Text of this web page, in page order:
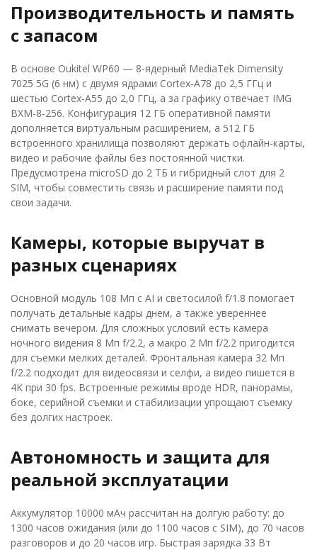
Производительность и память
с запасом
В основе Oukitel WP60 — 8-ядерный MediaTek Dimensity
7025 5G (6 нм) с двумя ядрами Cortex‑A78 до 2,5 ГГц и
шестью Cortex‑A55 до 2,0 ГГц, а за графику отвечает IMG
BXM‑8‑256. Конфигурация 12 ГБ оперативной памяти
дополняется виртуальным расширением, а 512 ГБ
встроенного хранилища позволяют держать офлайн-карты,
видео и рабочие файлы без постоянной чистки.
Предусмотрена microSD до 2 ТБ и гибридный слот для 2
SIM, чтобы совместить связь и расширение памяти под
свои задачи.
Камеры, которые выручат в
разных сценариях
Основной модуль 108 Мп с AI и светосилой f/1.8 помогает
получать детальные кадры днем, а также увереннее
снимать вечером. Для сложных условий есть камера
ночного видения 8 Мп f/2.2, а макро 2 Мп f/2.2 пригодится
для съемки мелких деталей. Фронтальная камера 32 Мп
f/2.2 подходит для видеосвязи и селфи, а видео пишется в
4K при 30 fps. Встроенные режимы вроде HDR, панорамы,
боке, серийной съемки и стабилизации упрощают съемку
без долгих настроек.
Автономность и защита для
реальной эксплуатации
Аккумулятор 10000 мАч рассчитан на долгую работу: до
1300 часов ожидания (или до 1100 часов с SIM), до 70 часов
разговоров и до 20 часов игр. Быстрая зарядка 33 Вт